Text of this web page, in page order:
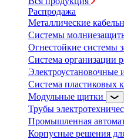
Распродажа
Металлические
Системы
Огнестойкие системы
Система организации
Электроустановочные
Система пластиковых
Модульные щитки
Трубы
Промышленная
Корпусные решения